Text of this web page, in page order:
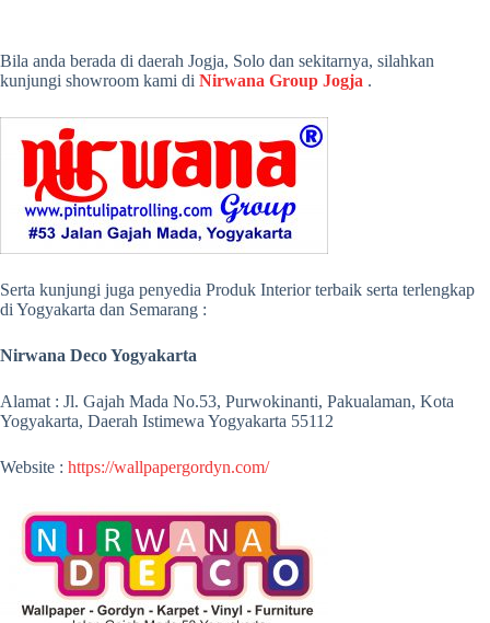
Bila anda berada di daerah Jogja, Solo dan sekitarnya, silahkan
kunjungi showroom kami di Nirwana Group Jogja .
Serta kunjungi juga penyedia Produk Interior terbaik serta terlengkap
di Yogyakarta dan Semarang :
Nirwana Deco Yogyakarta
Alamat : Jl. Gajah Mada No.53, Purwokinanti, Pakualaman, Kota
Yogyakarta, Daerah Istimewa Yogyakarta 55112
Website : https://wallpapergordyn.com/